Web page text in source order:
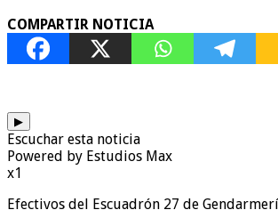
COMPARTIR NOTICIA
▶
Escuchar esta noticia
Powered by Estudios Max
x1
Efectivos del Escuadrón 27 de